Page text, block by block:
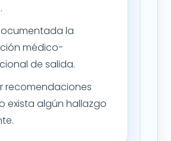
la
médico-
de salida.
recomendaciones
exista algún hallazgo